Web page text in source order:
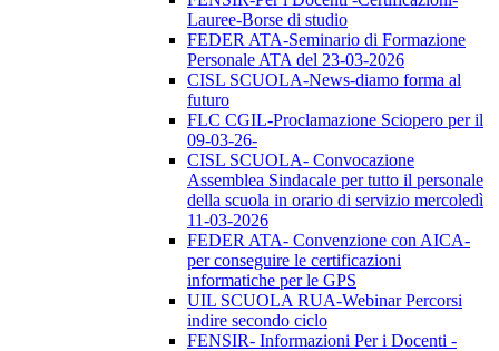
Lauree-Borse di studio
FEDER ATA-Seminario di Formazione
Personale ATA del 23-03-2026
CISL SCUOLA-News-diamo forma al
futuro
FLC CGIL-Proclamazione Sciopero per il
09-03-26-
CISL SCUOLA- Convocazione
Assemblea Sindacale per tutto il personale
della scuola in orario di servizio mercoledì
11-03-2026
FEDER ATA- Convenzione con AICA-
per conseguire le certificazioni
informatiche per le GPS
UIL SCUOLA RUA-Webinar Percorsi
indire secondo ciclo
FENSIR- Informazioni Per i Docenti -